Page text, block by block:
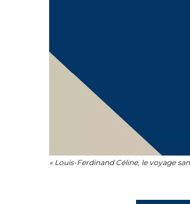
« Louis-Ferdinand Céline, le voyage